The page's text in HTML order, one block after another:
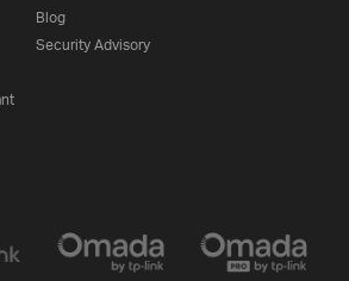
Blog
Security Advisory